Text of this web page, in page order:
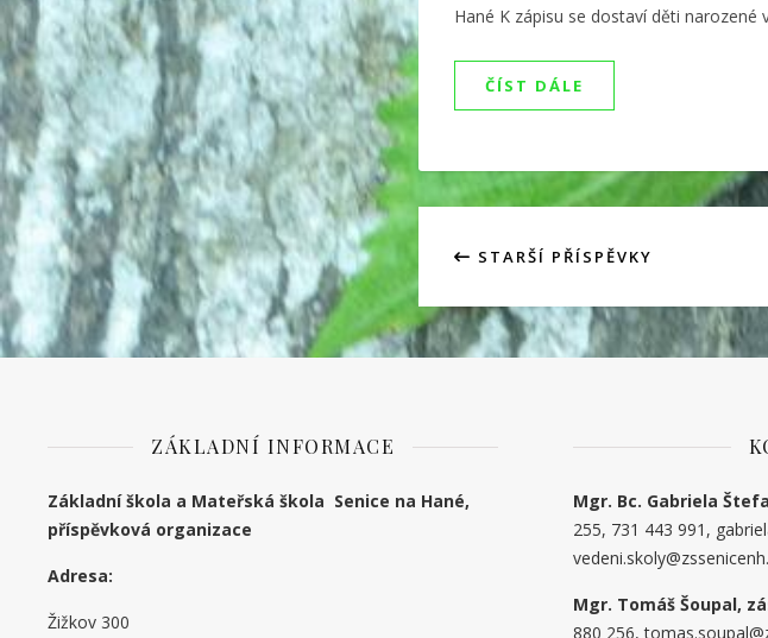
Hané K zápisu se dostaví děti
ČÍST DÁLE
STARŠÍ PŘÍSPĚVKY
ZÁKLADNÍ INFORMACE
Základní škola a Mateřská škola Senice na Hané,
příspěvková organizace
Adresa:
Žižkov 300
Mgr. Bc. Gabriela
255, 731 443 991,
Mgr. Tomáš Šoupal,
880 256,